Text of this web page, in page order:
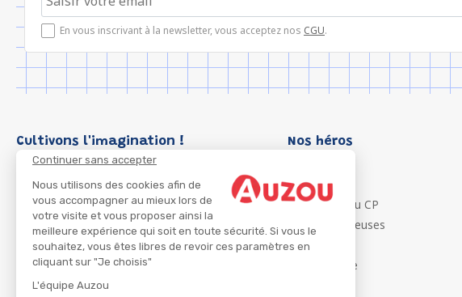
Continuer sans accepter
Nous utilisons des cookies afin de
vous accompagner au mieux lors de
votre visite et vous proposer ainsi la
meilleure expérience qui soit en toute sécurité. Si vous le
souhaitez, vous êtes libres de revoir ces paramètres en
cliquant sur "Je choisis"
L'équipe Auzou
En vous inscrivant à la newsletter, vous acceptez nos CGU.
Cultivons l'imagination ! Nos héros
P'tit Loup
Les Héros du CP
Les Influenceuses
Migali
Petite Taupe